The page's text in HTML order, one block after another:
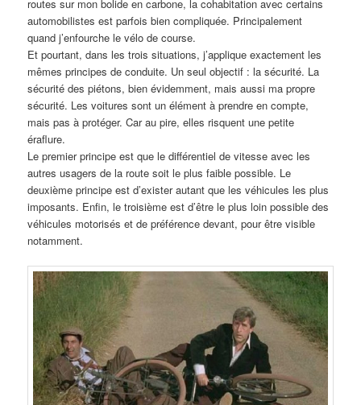
routes sur mon bolide en carbone, la cohabitation avec certains
automobilistes est parfois bien compliquée. Principalement
quand j’enfourche le vélo de course.
Et pourtant, dans les trois situations, j’applique exactement les
mêmes principes de conduite. Un seul objectif : la sécurité. La
sécurité des piétons, bien évidemment, mais aussi ma propre
sécurité. Les voitures sont un élément à prendre en compte,
mais pas à protéger. Car au pire, elles risquent une petite
éraflure.
Le premier principe est que le différentiel de vitesse avec les
autres usagers de la route soit le plus faible possible. Le
deuxième principe est d’exister autant que les véhicules les plus
imposants. Enfin, le troisième est d’être le plus loin possible des
véhicules motorisés et de préférence devant, pour être visible
notamment.